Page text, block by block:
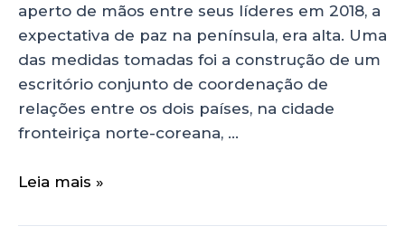
aperto de mãos entre seus líderes em 2018, a
expectativa de paz na península, era alta. Uma
das medidas tomadas foi a construção de um
escritório conjunto de coordenação de
relações entre os dois países, na cidade
fronteiriça norte-coreana, …
Leia mais »